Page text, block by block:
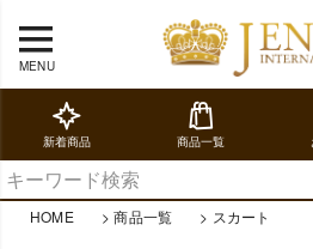
MENU
新着商品 商品一覧
HOME 商品一覧 スカート